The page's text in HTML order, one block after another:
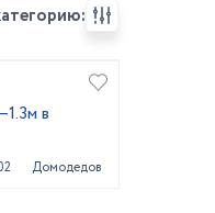
в
Домодедово